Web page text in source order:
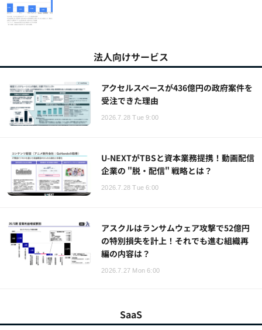
法人向けサービス
アクセルスペースが436億円の政府案件を
受注できた理由
2026.7.28 Tue 9:00
U-NEXTがTBSと資本業務提携！動画配信
企業の "脱・配信" 戦略とは？
2026.7.28 Tue 6:00
アスクルはランサムウェア攻撃で52億円
の特別損失を計上！それでも進む組織再
編の内容は？
2026.7.27 Mon 6:00
SaaS